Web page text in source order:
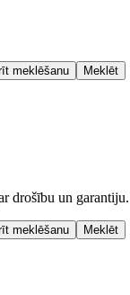
meklēšanu Meklēt
drošību un garantiju.
meklēšanu Meklēt